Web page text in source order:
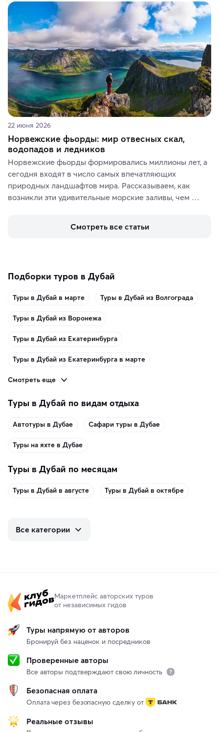
керамики и изделий из кожи на турецких рынках и в
аутентичных лавках — в подарок близким или себе на
память о путешествии.
22 июня 2026
Норвежские фьорды: мир отвесных скал,
водопадов и ледников
Норвежские фьорды формировались миллионы лет, а
сегодня входят в число самых впечатляющих
природных ландшафтов мира. Рассказываем, как
возникли эти удивительные морские заливы, чем
включить в маршрут по Норвегии.
Смотреть все статьи
Подборки туров в Дубай
Туры в Дубай в марте Туры в Дубай из Волгограда
Туры в Дубай из Воронежа
Туры в Дубай из Екатеринбурга
Туры в Дубай из Екатеринбурга в марте
Смотреть еще
Туры в Дубай по видам отдыха
Автотуры в Дубае Сафари туры в Дубае
Туры на яхте в Дубае
Туры в Дубай по месяцам
Туры в Дубай в августе Туры в Дубай в октябре
Все категории
Маркетплейс авторских туров
от независимых гидов
Туры напрямую от авторов
Бронируй без наценок и посредников
Проверенные авторы
Все авторы подтверждают свою личность
Безопасная оплата
Оплата через безопасную сделку от
Реальные отзывы